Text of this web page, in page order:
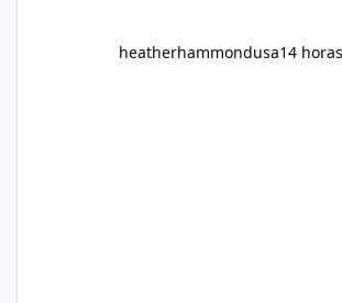
heatherhammondusa14